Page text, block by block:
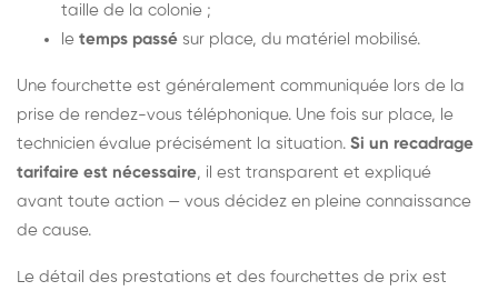
taille de la colonie ;
le temps passé sur place, du matériel mobilisé.
Une fourchette est généralement communiquée lors de la
prise de rendez-vous téléphonique. Une fois sur place, le
technicien évalue précisément la situation. Si un recadrage
tarifaire est nécessaire, il est transparent et expliqué
avant toute action — vous décidez en pleine connaissance
de cause.
Le détail des prestations et des fourchettes de prix est